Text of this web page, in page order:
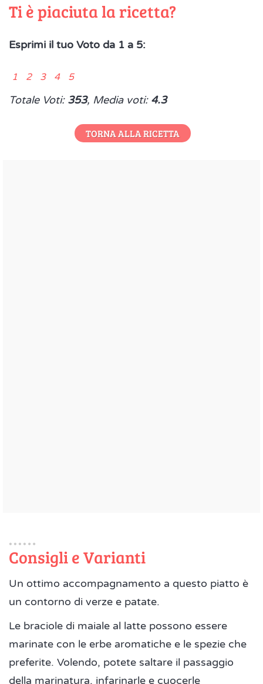
Ti è piaciuta la ricetta?
Esprimi il tuo Voto da 1 a 5:
1 2 3 4 5
Totale Voti: 353, Media voti: 4.3
TORNA ALLA RICETTA
Consigli e Varianti
Un ottimo accompagnamento a questo piatto è
un contorno di verze e patate.
Le braciole di maiale al latte possono essere
marinate con le erbe aromatiche e le spezie che
preferite. Volendo, potete saltare il passaggio
della marinatura, infarinarle e cuocerle